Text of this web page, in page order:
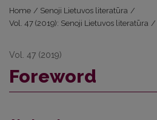
Home / Senoji Lietuvos literatūra /
Vol. 47 (2019): Senoji Lietuvos literatūra /
Vol. 47 (2019)
Foreword